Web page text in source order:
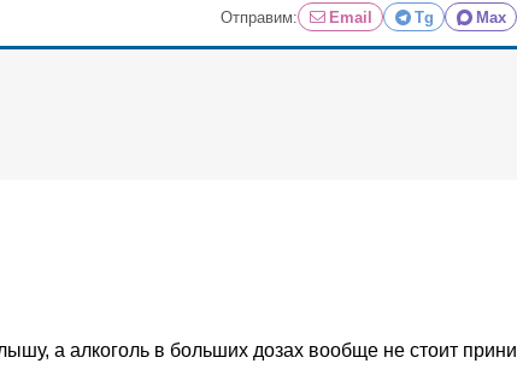
Отправим: Email Tg Max
а алкоголь в больших дозах вообще не стоит